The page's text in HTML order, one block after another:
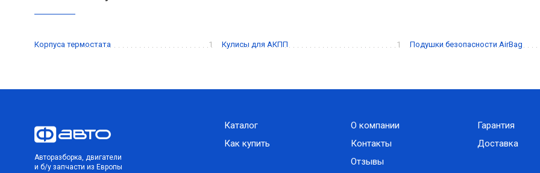
Корпуса термостата 1 Кулисы для АКПП 1 Подушки безопасности AirBag
Авторазборка, двигатели
и б/у запчасти из Европы
Каталог
Как купить
О компании
Контакты
Отзывы
Гарантия
Доставка